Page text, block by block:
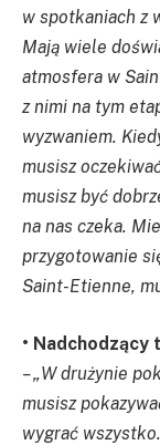
w spotkaniach z
Mają wiele
atmosfera w
z nimi na tym
wyzwaniem.
musisz
musisz być
na nas czeka.
przygotowanie
Saint-Etienne,
• Nadchodzący
– „W drużynie
musisz
wygrać